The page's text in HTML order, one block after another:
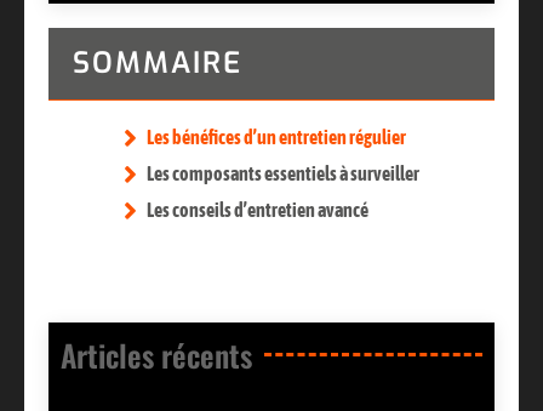
SOMMAIRE
Les bénéfices d’un entretien régulier
Les composants essentiels à surveiller
Les conseils d’entretien avancé
Articles récents​